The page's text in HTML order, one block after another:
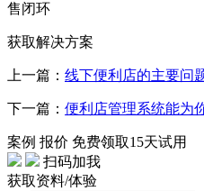
售闭环
获取解决方案
上一篇： 线下便利店的主要问
下一篇： 便利店管理系统能为
案例 报价 免费领取15天试用
扫码加我
获取资料/体验